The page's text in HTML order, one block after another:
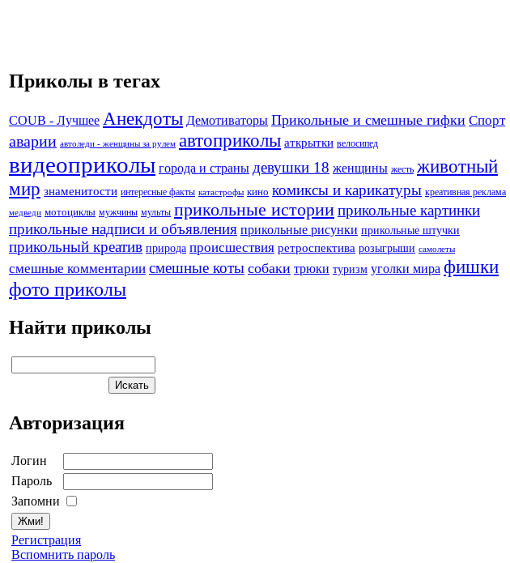
Приколы в тегах
COUB - Лучшее Анекдоты Демотиваторы Прикольные и смешные гифки Спорт
аварии автоледи - женщины за рулем автоприколы аткрытки велосипед
видеоприколы города и страны девушки 18 женщины жесть животный
мир знаменитости интересные факты катастрофы кино комиксы и карикатуры креативная реклама
медведи мотоциклы мужчины мульты прикольные историиприкольные картинки
прикольные надписи и объявления прикольные рисунки прикольные штучки
прикольный креатив природа происшествия ретроспектива розыгрыши самолеты
смешные комментарии смешные коты собаки трюки туризм уголки мира фишки
фото приколы
Найти приколы
Авторизация
Логин
Пароль
Запомни
Регистрация
Вспомнить пароль